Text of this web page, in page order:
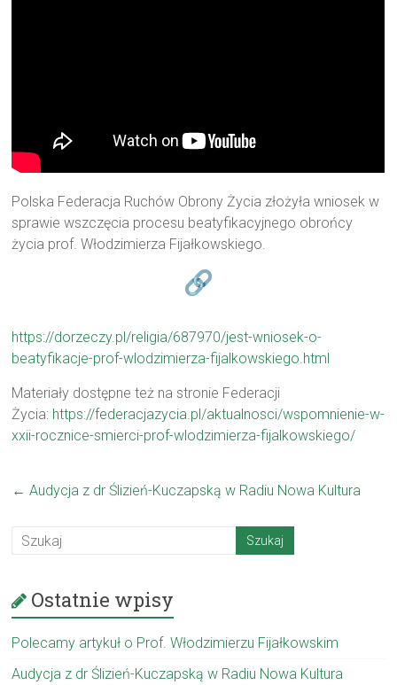
Polska Federacja Ruchów Obrony Życia złożyła wniosek w
sprawie wszczęcia procesu beatyfikacyjnego obrońcy
życia prof. Włodzimierza Fijałkowskiego.
https://dorzeczy.pl/religia/687970/jest-wniosek-o-
beatyfikacje-prof-wlodzimierza-fijalkowskiego.html
Materiały dostępne też na stronie Federacji
Życia: https://federacjazycia.pl/aktualnosci/wspomnienie-w-
xxii-rocznice-smierci-prof-wlodzimierza-fijalkowskiego/
← Audycja z dr Ślizień-Kuczapską w Radiu Nowa Kultura
Ostatnie wpisy
Polecamy artykuł o Prof. Włodzimierzu Fijałkowskim
Audycja z dr Ślizień-Kuczapską w Radiu Nowa Kultura